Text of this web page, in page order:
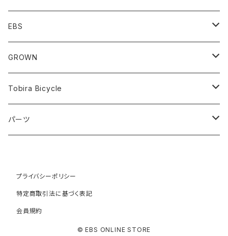
Minivelo(~20inch)
Cargo/Family
Commuter
Road
Gravel
ATB
EBS
Minivelo (~20 inch)
Horizontal 451
FLOAT 451
LEAF LONG 406
700C(~29inch) / 650B(27.5inch)
STUFF
Kamogawa
GROWN
CODA
Harvest
RAT
COYOTE
Tobira Bicycle
Model-T
パーツ
フロントラック
リアラック
プライバシーポリシー
特定商取引法に基づく表記
会員規約
© EBS ONLINE STORE